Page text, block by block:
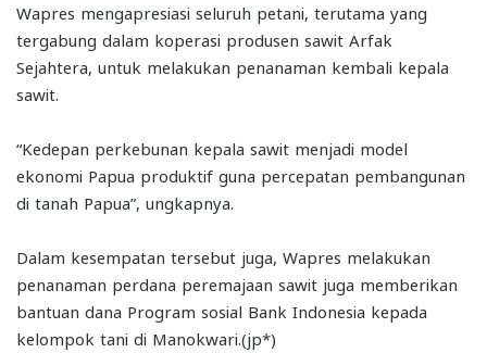
Wapres mengapresiasi seluruh petani, terutama yang
tergabung dalam koperasi produsen sawit Arfak
Sejahtera, untuk melakukan penanaman kembali kepala
sawit.
“Kedepan perkebunan kepala sawit menjadi model
ekonomi Papua produktif guna percepatan pembangunan
di tanah Papua”, ungkapnya.
Dalam kesempatan tersebut juga, Wapres melakukan
penanaman perdana peremajaan sawit juga memberikan
bantuan dana Program sosial Bank Indonesia kepada
kelompok tani di Manokwari.(jp*)